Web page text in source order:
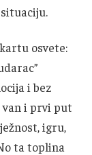
osvete:
i bez
van i prvi put
igru,
ta toplina